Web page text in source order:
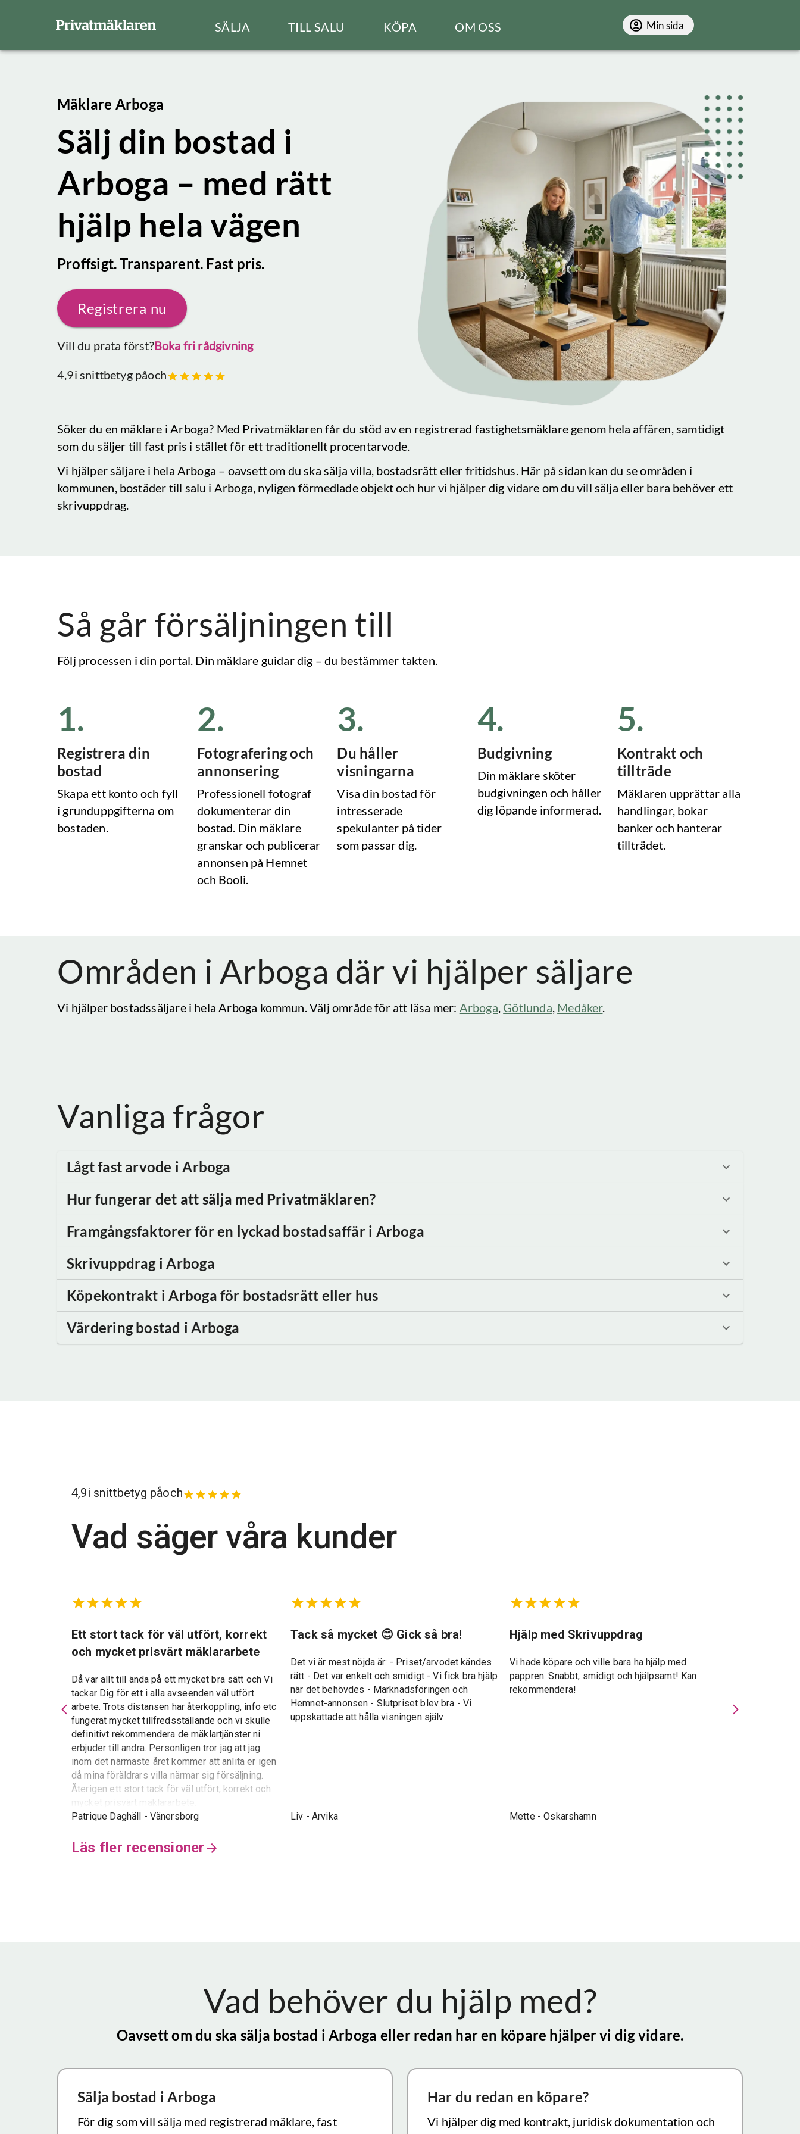
SÄLJA TILL SALU KÖPA OM OSS Min sida
Mäklare Arboga
Sälj din bostad i
Arboga – med rätt
hjälp hela vägen
Proffsigt. Transparent. Fast pris.
Registrera nu
Vill du prata först?Boka fri rådgivning
4,9i snittbetyg påoch
Söker du en mäklare i Arboga? Med Privatmäklaren får du stöd av en registrerad fastighetsmäklare genom hela affären, samtidigt
som du säljer till fast pris i stället för ett traditionellt procentarvode.
Vi hjälper säljare i hela Arboga – oavsett om du ska sälja villa, bostadsrätt eller fritidshus. Här på sidan kan du se områden i
kommunen, bostäder till salu i Arboga, nyligen förmedlade objekt och hur vi hjälper dig vidare om du vill sälja eller bara behöver ett
skrivuppdrag.
Så går försäljningen till
Följ processen i din portal. Din mäklare guidar dig – du bestämmer takten.
1.
Registrera din
bostad
Skapa ett konto och fyll
i grunduppgifterna om
bostaden.
2.
Fotografering och
annonsering
Professionell fotograf
dokumenterar din
bostad. Din mäklare
granskar och publicerar
annonsen på Hemnet
och Booli.
3.
Du håller
visningarna
Visa din bostad för
intresserade
spekulanter på tider
som passar dig.
4.
Budgivning
Din mäklare sköter
budgivningen och håller
dig löpande informerad.
5.
Kontrakt och
tillträde
Mäklaren upprättar alla
handlingar, bokar
banker och hanterar
tillträdet.
Områden i Arboga där vi hjälper säljare
Vi hjälper bostadssäljare i helaArboga kommun. Välj område för att läsa mer: Arboga, Götlunda, Medåker.
Vanliga frågor
Lågt fast arvode i Arboga
Hur fungerar det att sälja med Privatmäklaren?
Framgångsfaktorer för en lyckad bostadsaffär i Arboga
Skrivuppdrag i Arboga
Köpekontrakt i Arboga för bostadsrätt eller hus
Värdering bostad i Arboga
4,9i snittbetyg påoch
Vad säger våra kunder
Ett stort tack för väl utfört, korrekt
och mycket prisvärt mäklararbete
Då var allt till ända på ett mycket bra sätt och Vi
tackar Dig för ett i alla avseenden väl utfört
arbete. Trots distansen har återkoppling, info etc
fungerat mycket tillfredsställande och vi skulle
definitivt rekommendera de mäklartjänster ni
erbjuder till andra. Personligen tror jag att jag
inom det närmaste året kommer att anlita er igen
då mina föräldrars villa närmar sig försäljning.
Återigen ett stort tack för väl utfört, korrekt och
mycket prisvärt mäklararbete.
Patrique Daghäll - Vänersborg
Tack så mycket 😊 Gick så bra!
Det vi är mest nöjda är: - Priset/arvodet kändes
rätt - Det var enkelt och smidigt - Vi fick bra hjälp
när det behövdes - Marknadsföringen och
Hemnet-annonsen - Slutpriset blev bra - Vi
uppskattade att hålla visningen själv
Liv - Arvika
Hjälp med Skrivuppdrag
Vi hade köpare och ville bara ha hjälp med
pappren. Snabbt, smidigt och hjälpsamt! Kan
rekommendera!
Mette-Oskarshamn
Privatmäklarna
gav stor
Läs fler recensioner
Vad behöver du hjälp med?
Oavsett om du ska sälja bostad i Arboga eller redan har en köpare hjälper vi dig vidare.
Sälja bostad i Arboga
För dig som vill sälja med registrerad mäklare, fast
Har du redan en köpare?
Vi hjälper dig med kontrakt, juridisk dokumentation och